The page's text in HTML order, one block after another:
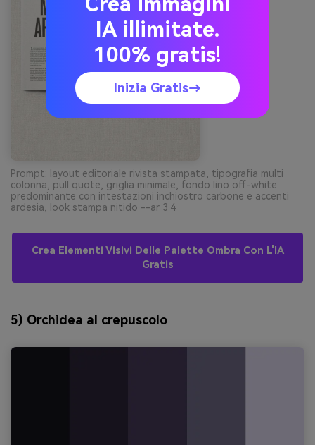
Prompt: layout editoriale rivista stampata, tipografia multi
colonna, pull quote, griglia minimale, fondo lino off-white
predominante con intestazioni inchiostro carbone e accenti
ardesia, look stampa nitido --ar 3:4
Crea Elementi Visivi Delle Palette Ombra Con L'IA
Gratis
5) Orchidea al crepuscolo
IA illimitate.
100% gratis!
Inizia Gratis→